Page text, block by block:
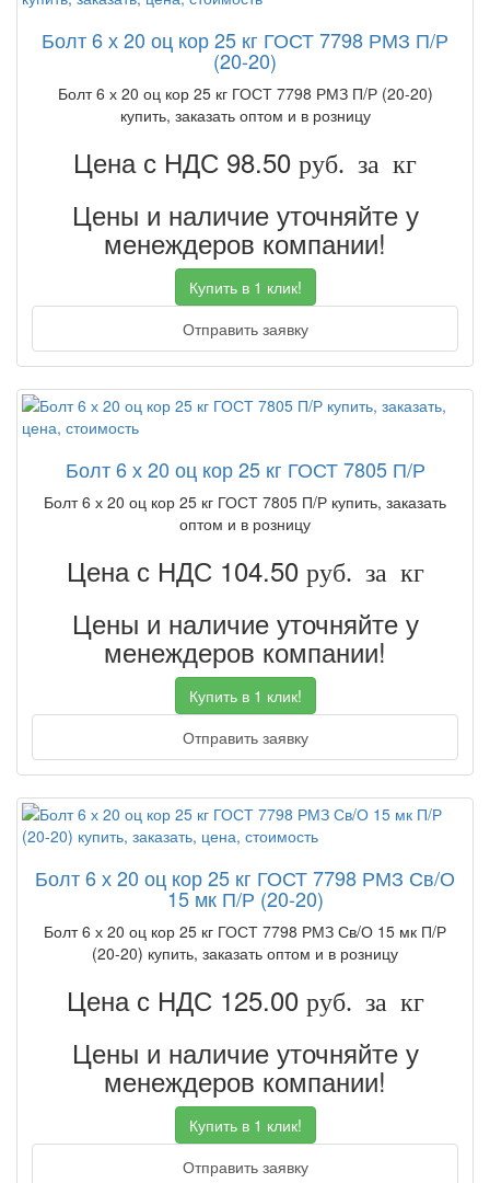
Болт 6 х 20 оц кор 25 кг ГОСТ 7798 РМЗ П/Р
(20-20)
Болт 6 х 20 оц кор 25 кг ГОСТ 7798 РМЗ П/Р (20-20)
купить, заказать оптом и в розницу
Цена с НДС 98.50 руб. за кг
Цены и наличие уточняйте у
менеждеров компании!
Купить в 1 клик!
Отправить заявку
Болт 6 х 20 оц кор 25 кг ГОСТ 7805 П/Р
Болт 6 х 20 оц кор 25 кг ГОСТ 7805 П/Р купить, заказать
оптом и в розницу
Цена с НДС 104.50 руб. за кг
Цены и наличие уточняйте у
менеждеров компании!
Купить в 1 клик!
Отправить заявку
Болт 6 х 20 оц кор 25 кг ГОСТ 7798 РМЗ Св/О
15 мк П/Р (20-20)
Болт 6 х 20 оц кор 25 кг ГОСТ 7798 РМЗ Св/О 15 мк П/Р
(20-20) купить, заказать оптом и в розницу
Цена с НДС 125.00 руб. за кг
Цены и наличие уточняйте у
менеждеров компании!
Купить в 1 клик!
Отправить заявку